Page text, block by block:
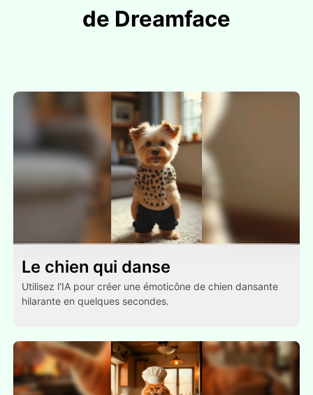
de Dreamface
Le chien qui danse
Utilisez l'IA pour créer une émoticône de chien dansante
hilarante en quelques secondes.